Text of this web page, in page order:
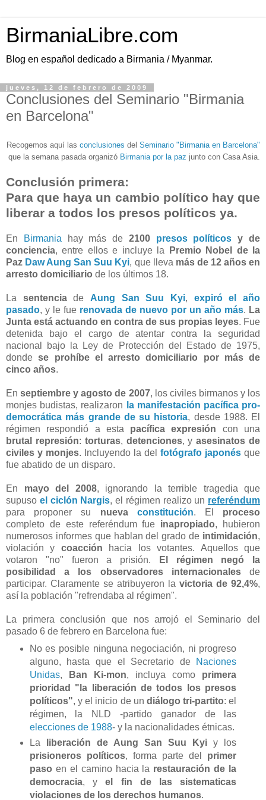
BirmaniaLibre.com
Blog en español dedicado a Birmania / Myanmar.
jueves, 12 de febrero de 2009
Conclusiones del Seminario "Birmania
en Barcelona"
Recogemos aquí las conclusiones del Seminario "Birmania en Barcelona"
que la semana pasada organizó Birmania por la paz junto con Casa Asia.
Conclusión primera:
Para que haya un cambio político hay que
liberar a todos los presos políticos ya.
En Birmania hay más de 2100 presos políticos y de
conciencia, entre ellos e incluye la
Premio Nobel de la
Paz Daw Aung San Suu Kyi, que lleva más de 12 años en
arresto domiciliario de los últimos 18.
La sentenciade Aung San Suu Kyi, expiró el año
pasado, y le fue renovada de nuevo por un año más. La
Junta está actuando en contra de sus propias leyes. Fue
detenida bajo el cargo de atentar contra la seguridad
nacional bajo la Ley de Protección del Estado de 1975,
dondese prohíbe el arresto domiciliario por más de
cinco años.
Enseptiembre y agosto de 2007, los civiles birmanos y los
monjes budistas, realizaron
la manifestación pacífica pro-
democrática más grande de su historia, desde 1988. El
régimen respondió a esta pacífica expresión con una
brutal represión: torturas, detenciones, yasesinatos de
civiles y monjes. Incluyendo la del fotógrafo japonés que
fue abatido de un disparo.
En mayo del 2008, ignorando la terrible tragedia que
supuso el ciclón Nargis, el régimen realizo un referéndum
para proponer su nueva constitución. El proceso
completo de este referéndum fue inapropiado, hubieron
numerosos informes que hablan del grado de intimidación,
violación y coacción hacia los votantes. Aquellos que
votaron "no" fueron a prisión.
El régimen negó la
posibilidad a los observadores internacionalesde
participar. Claramente se atribuyeron la victoria de 92,4%,
así la población "refrendaba al régimen".
La primera conclusión que nos arrojó el Seminario del
pasado 6 de febrero en Barcelona fue:
No es posible ninguna negociación, ni progreso
alguno, hasta que el Secretario de Naciones
Unidas, Ban Ki-mon, incluya como primera
prioridad "la liberación de todos los presos
políticos", y el inicio de un diálogo tri-partito: el
régimen, la NLD -partido ganador de las
elecciones de 1988- y la nacionalidades étnicas.
La
liberación de Aung San Suu Kyi y los
prisioneros políticos, forma parte del primer
paso en el camino hacia la restauración de la
democracia, yel fin de las sistematicas
violaciones de los derechos humanos.